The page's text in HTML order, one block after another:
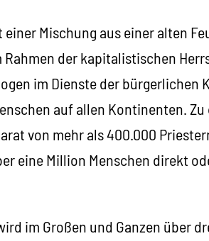
Mischung aus einer alten
der kapitalistischen
im Dienste der bürgerlichen
auf allen Kontinenten. Zu
von mehr als 400.000
eine Million Menschen direkt
im Großen und Ganzen über